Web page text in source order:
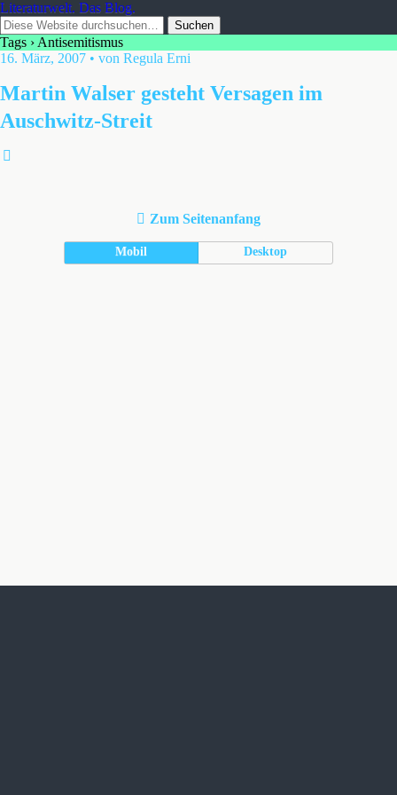
Literaturwelt. Das Blog.
Tags › Antisemitismus
16. März, 2007 • von Regula Erni
Martin Walser gesteht Versagen im
Auschwitz-Streit
Zum Seitenanfang
Mobil Desktop